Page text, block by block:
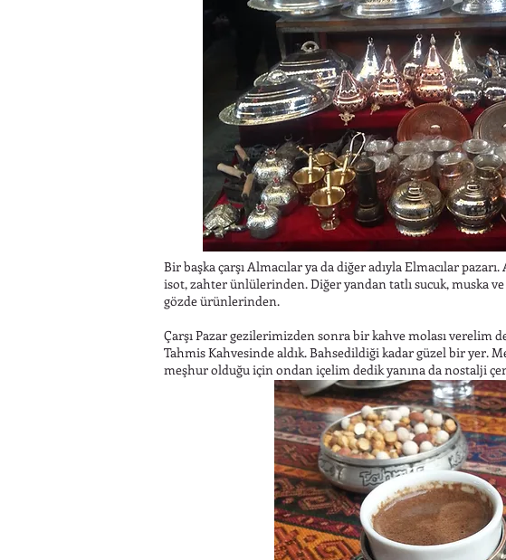
Bir başka çarşı Almacılar ya da diğer adıyla Elmacılar
isot, zahter ünlülerinden. Diğer yandan tatlı sucuk, muska ve
gözde ürünlerinden.
Çarşı Pazar gezilerimizden sonra bir kahve molası verelim
Tahmis Kahvesinde aldık. Bahsedildiği kadar güzel bir yer.
meşhur olduğu için ondan içelim dedik yanına da nostalji